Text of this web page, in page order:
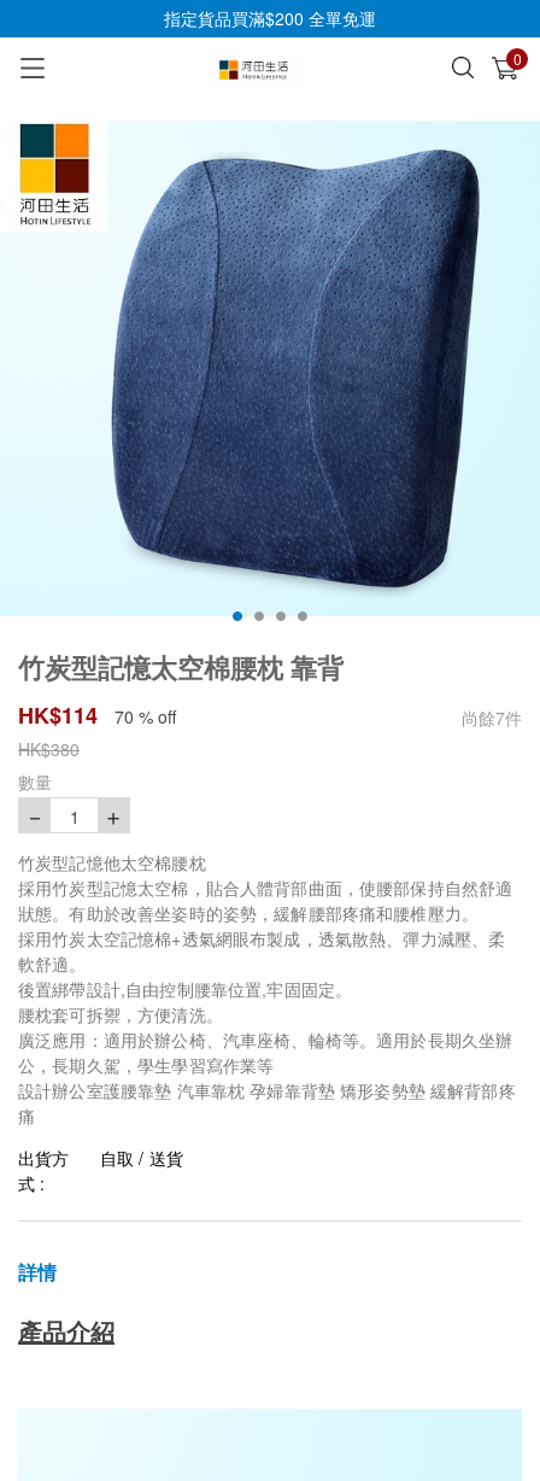
指定貨品買滿$200 全單免運
0
已加入購物車 查看
竹炭型記憶太空棉腰枕 靠背
HK$114 70 % off 尚餘7件
HK$380
數量
－ 1 ＋
竹炭型記憶他太空棉腰枕
採用竹炭型記憶太空棉，貼合人體背部曲面，使腰部保持自然舒適
狀態。有助於改善坐姿時的姿勢，緩解腰部疼痛和腰椎壓力。
採用竹炭太空記憶棉+透氣網眼布製成，透氣散熱、彈力減壓、柔
軟舒適。
後置綁帶設計,自由控制腰靠位置,牢固固定。
腰枕套可拆禦，方便清洗。
廣泛應用：適用於辦公椅、汽車座椅、輪椅等。適用於長期久坐辦
公，長期久駕，學生學習寫作業等
設計辦公室護腰靠墊 汽車靠枕 孕婦靠背墊 矯形姿勢墊 緩解背部疼
痛
出貨方
式 :
自取 / 送貨
詳情
產品介紹